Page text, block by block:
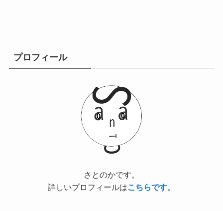
プロフィール
さとのかです。
詳しいプロフィールはこちらです。